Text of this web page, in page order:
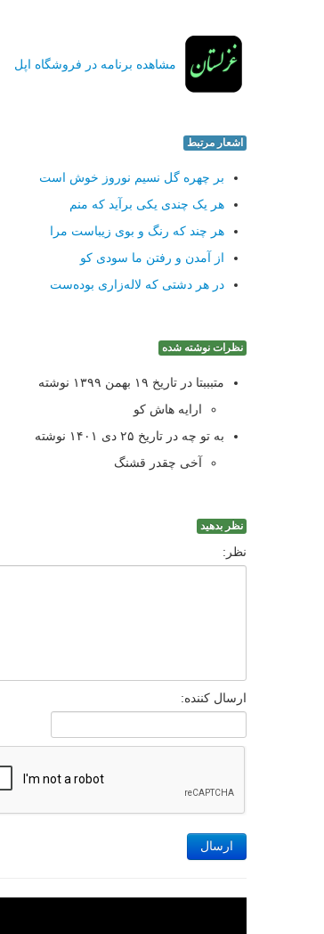
مشاهده برنامه در فروشگاه اپل
اشعار مرتبط
بر چهره گل نسیم نوروز خوش است
هر یک چندی یکی برآید که منم
هر چند که رنگ و بوی زیباست مرا
از آمدن و رفتن ما سودی کو
در هر دشتی که لاله‌زاری بوده‌ست
نظرات نوشته شده
متبببتا در تاریخ ۱۹ بهمن ۱۳۹۹ نوشته
ارایه هاش کو
به تو چه در تاریخ ۲۵ دی ۱۴۰۱ نوشته
آخی چقدر قشنگ
نظر بدهید
نظر:
ارسال کننده:
ارسال